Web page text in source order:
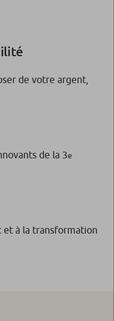
de votre argent,
de la 3e
et à la transformation